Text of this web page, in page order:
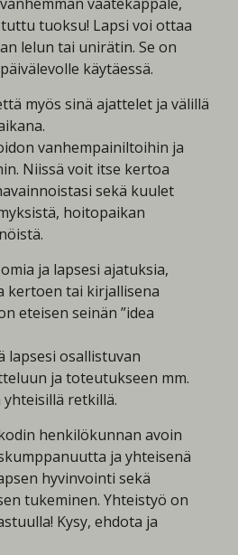
tuoksu! Lapsi voi ottaa
lelun tai unirätin. Se on
käytäessä.
myös sinä ajattelet ja välillä
vanhempainiltoihin ja
Niissä voit itse kertoa
sekä kuulet
hoitopaikan
ja lapsesi ajatuksia,
kertoen tai kirjallisena
eteisen seinän ”idea
lapsesi osallistuvan
ja toteutukseen mm.
retkillä.
henkilökunnan avoin
ja yhteisenä
hyvinvointi sekä
tukeminen. Yhteistyö on
Kysy, ehdota ja